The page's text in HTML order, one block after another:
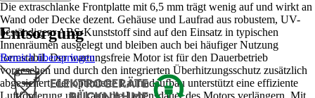
Die extraschlanke Frontplatte mit 6,5 mm trägt wenig auf und wirkt an
Wand oder Decke dezent. Gehäuse und Laufrad aus robustem, UV-
beständigem ABS-Kunststoff sind auf den Einsatz in typischen
Innenräumen ausgelegt und bleiben auch bei häufiger Nutzung
formstabil. Der wartungsfreie Motor ist für den Dauerbetrieb
vorgesehen und durch den integrierten Überhitzungsschutz zusätzlich
abgesichert; der optimierte Laufradaufbau unterstützt eine effiziente
Luftförderung und kann die Lebensdauer des Motors verlängern. Mit
Entsorgung
Bereich überspringen